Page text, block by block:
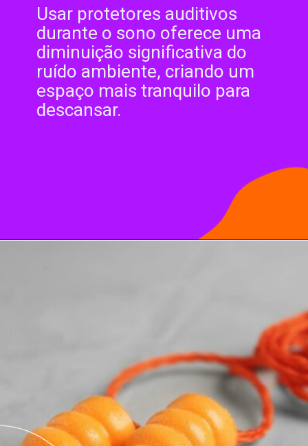
Usar protetores auditivos
durante o sono oferece uma
diminuição significativa do
ruído ambiente, criando um
espaço mais tranquilo para
descansar.